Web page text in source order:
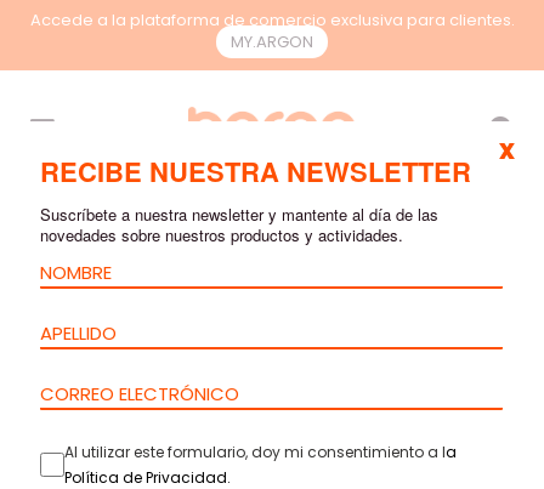
Accede a la plataforma de comercio exclusiva para clientes.
MY.ARGON
RECIBE NUESTRA NEWSLETTER
Suscríbete a nuestra newsletter y mantente al día de las
novedades sobre nuestros productos y actividades.
Al utilizar este formulario, doy mi consentimiento a la
Política de Privacidad.
x